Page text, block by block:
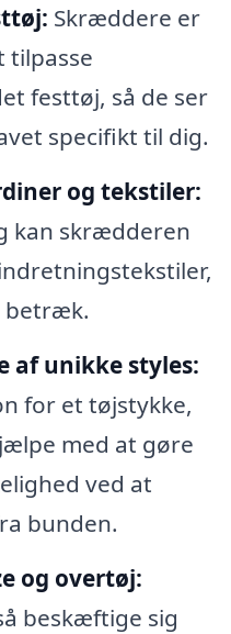
Skræddere er
tilpasse
festtøj, så de ser
specifikt til dig.
og tekstiler:
kan skrædderen
betræk.
af unikke styles:
for et tøjstykke,
med at gøre
ved at
bunden.
og overtøj:
beskæftige sig